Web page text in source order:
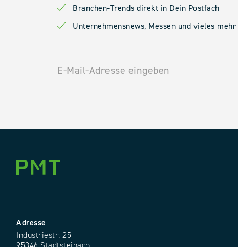
Branchen-Trends direkt in Dein Postfach
Unternehmensnews, Messen und vieles mehr
Adresse
Industriestr. 25